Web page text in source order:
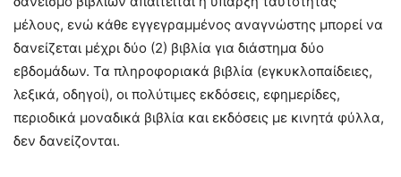
μέλους, ενώ κάθε εγγεγραμμένος αναγνώστης μπορεί να
δανείζεται μέχρι δύο (2) βιβλία για διάστημα δύο
εβδομάδων. Τα πληροφοριακά βιβλία (εγκυκλοπαίδειες,
λεξικά, οδηγοί), οι πολύτιμες εκδόσεις, εφημερίδες,
περιοδικά μοναδικά βιβλία και εκδόσεις με κινητά φύλλα,
δεν δανείζονται.